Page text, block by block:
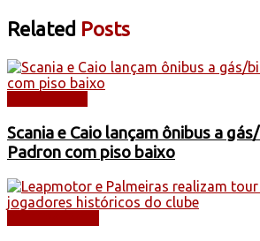
Related Posts
Scania e Caio lançam ônibus a
Padron com piso baixo